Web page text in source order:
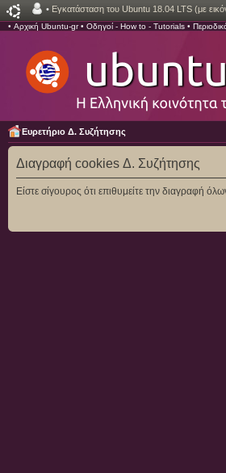
• Εγκατάσταση του Ubuntu 18.04 LTS (με
• Αρχική Ubuntu-gr• Οδηγοί - How to - Tutorials •
Ευρετήριο Δ. Συζήτησης
Διαγραφή cookies Δ. Συζήτησης
Είστε σίγουρος ότι επιθυμείτε την διαγραφή